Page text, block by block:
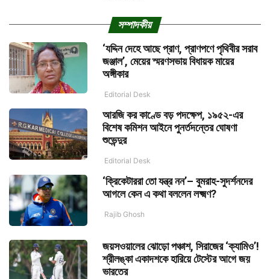
সম্পাদকীয়
‘যদ্দিন দেহে আছে প্রাণ, প্রাণপণে পৃথিবীর সরাব
জঞ্জাল’, মেয়ের স্মরণসভায় বিধায়ক মায়ের
অঙ্গীকার
Editorial Desk
আরজি কর কাণ্ডে বড় পদক্ষেপ, ১৯৫২-এর
বিশেষ কমিশন আইনে পুনর্তদন্তের ঘোষণা
শুভেন্দুর
Editorial Desk
‘ক্রিকেটাররা তো যন্ত্র নন’– বুমরাহ-সুদর্শনদের
আগলে কেন এ কথা বললেন লক্ষ্মণ?
Rajib Ghosh
জয়সওয়ালের ঝোড়ো পঞ্চাশ, সিরাজের ‘ক্যামিও’!
শ্রীলঙ্কা একাদশকে হারিয়ে টেস্টের আগে জয়
ভারতের